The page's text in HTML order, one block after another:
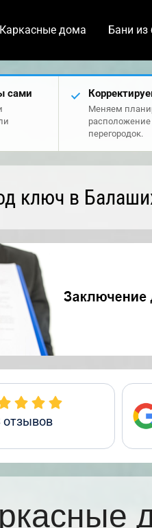
Каркасные дома Бани из
сами
Меняем
расположение
перегородок.
ключ в
отзывов